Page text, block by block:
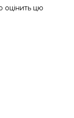
оцінить цю